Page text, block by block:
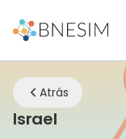
Atrás
IsraeleSIM |